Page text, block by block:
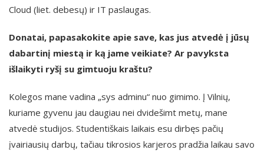
Cloud (liet. debesų) ir IT paslaugas.
Donatai, papasakokite apie save, kas jus atvedė į jūsų
dabartinį miestą ir ką jame veikiate? Ar pavyksta
išlaikyti ryšį su gimtuoju kraštu?
Kolegos mane vadina „sys adminu“ nuo gimimo. Į Vilnių,
kuriame gyvenu jau daugiau nei dvidešimt metų, mane
atvedė studijos. Studentiškais laikais esu dirbęs pačių
įvairiausių darbų, tačiau tikrosios karjeros pradžia laikau savo